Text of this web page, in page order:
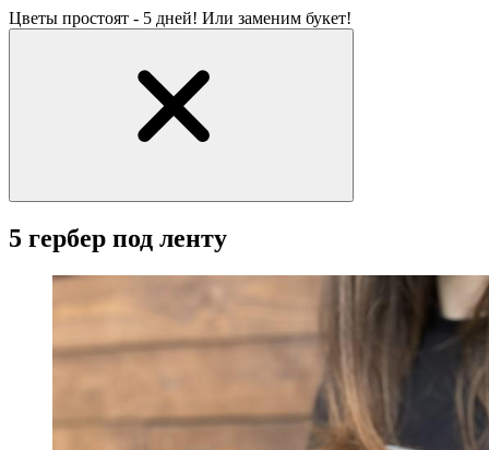
Цветы простоят - 5 дней! Или заменим букет!
5 гербер под ленту